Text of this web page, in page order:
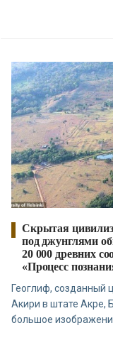
Скрытая
под джунглями
20 000 древних
«Процесс
Геоглиф, созданный
Акири в штате Акре,
большое